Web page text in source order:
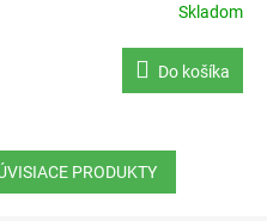
Skladom
Do košíka
PRODUKTY